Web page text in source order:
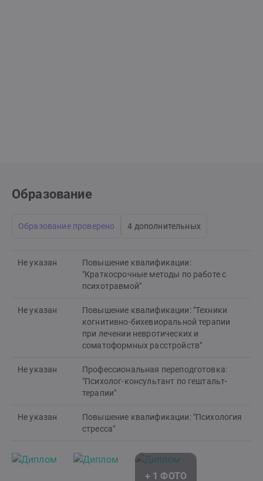
Образование
Образование проверено 4 дополнительных
Не указан
Повышение квалификации:
"Краткосрочные методы по работе с
психотравмой"
Не указан
Повышение квалификации: "Техники
когнитивно-бихевиоральной терапии
при лечении невротических и
соматоформных расстройств"
Не указан
Профессиональная переподготовка:
"Психолог-консультант по гештальт-
терапии"
Не указан
Повышение квалификации: "Психология
стресса"